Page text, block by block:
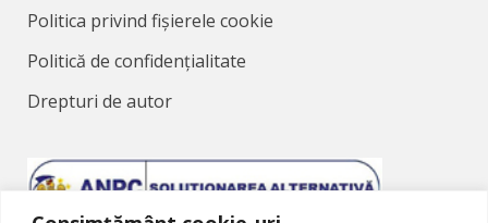
Politica privind fișierele cookie
Politică de confidențialitate
Drepturi de autor